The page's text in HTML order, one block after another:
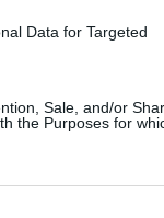
Data for Targeted
Sale, and/or
the Purposes for